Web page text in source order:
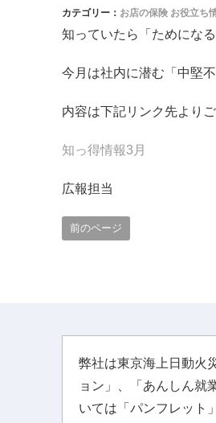
カテゴリー： お店の保険 お役立ち
知っていたら「ためにな
今月は社内に潜む「中堅
内容は下記リンク先より
知っ得情報3月
広報担当
前のページ
弊社は東京海上日動火
ョン」、「あんしん就
いては「パンフレット